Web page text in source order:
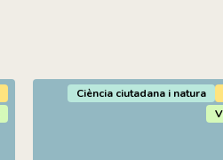
Ciència ciutadana i natura